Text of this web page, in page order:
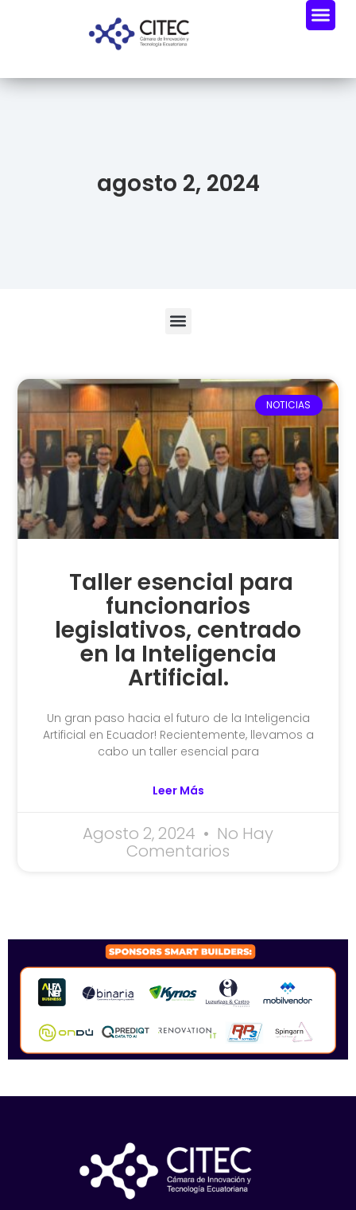
agosto 2, 2024
NOTICIAS
Taller esencial para
funcionarios
legislativos, centrado
en la Inteligencia
Artificial.
Un gran paso hacia el futuro de la Inteligencia
Artificial en Ecuador! Recientemente, llevamos a
cabo un taller esencial para
Leer Más
Agosto 2, 2024 No Hay
Comentarios